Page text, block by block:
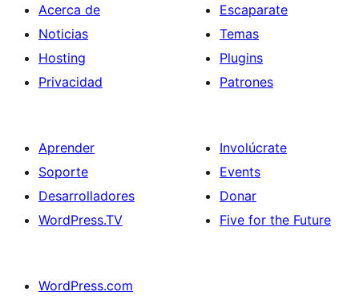
Acerca de
Noticias
Hosting
Privacidad
Escaparate
Temas
Plugins
Patrones
Aprender
Soporte
Desarrolladores
WordPress.TV
Involúcrate
Events
Donar
Five for the Future
WordPress.com